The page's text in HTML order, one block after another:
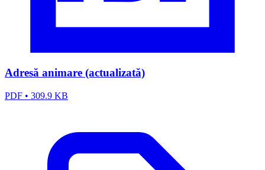
Adresă animare (actualizată)
PDF • 309.9 KB